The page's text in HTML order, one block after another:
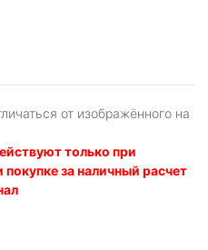
от изображённого на
только при
за наличный расчет